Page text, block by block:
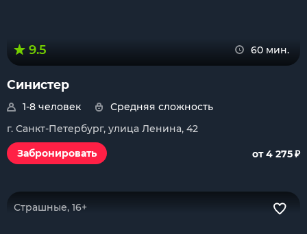
9.5 60 мин.
Синистер
1-8 человек
Средняя сложность
г. Санкт-Петербург, улица Ленина, 42
Забронировать
от 4 275₽
Страшные, 16+